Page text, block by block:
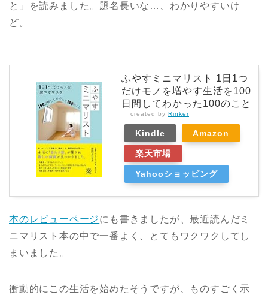
と」を読みました。題名長いな…、わかりやすいけ
ど。
ふやすミニマリスト 1日1つ
だけモノを増やす生活を100
日間してわかった100のこと
created by Rinker
Kindle Amazon
楽天市場
Yahooショッピング
本のレビューページにも書きましたが、最近読んだミ
ニマリスト本の中で一番よく、とてもワクワクしてし
まいました。
衝動的にこの生活を始めたそうですが、ものすごく示